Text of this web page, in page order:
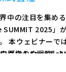
前提で検討
AWS Redshift、
いる方：
）12:30 まで：
りすることがご
ナーに申し込み
集めるクラウド
モンストレーシ
・Snowflakeの
スプレッドシー
中の注目を集め
2025」
本ウェビナーで
ダクトや戦略、
プし、国内ビジ
屈指の
株式会社